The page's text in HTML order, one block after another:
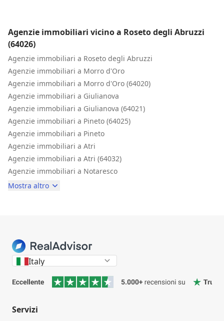
Agenzie immobiliari vicino a Roseto degli Abruzzi
(64026)
Agenzie immobiliari a Roseto degli Abruzzi
Agenzie immobiliari a Morro d'Oro
Agenzie immobiliari a Morro d'Oro (64020)
Agenzie immobiliari a Giulianova
Agenzie immobiliari a Giulianova (64021)
Agenzie immobiliari a Pineto (64025)
Agenzie immobiliari a Pineto
Agenzie immobiliari a Atri
Agenzie immobiliari a Atri (64032)
Agenzie immobiliari a Notaresco
Mostra altro
Italy
Servizi